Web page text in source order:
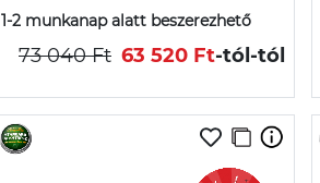
1-2 munkanap alatt beszerezhető
73 040 Ft 63 520 Ft-tól-tól